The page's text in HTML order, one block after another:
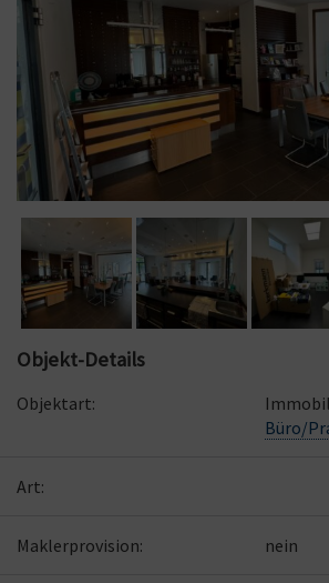
Objekt-Details
Objektart:
Büro/
Art:
Maklerprovision: nein